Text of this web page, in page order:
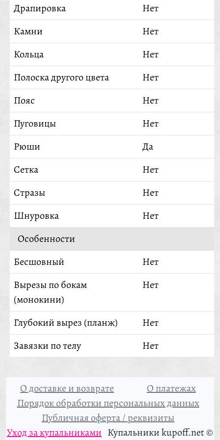
Драпировка
Нет
Камни
Нет
Кольца
Нет
Полоска другого цвета
Нет
Пояс
Нет
Пуговицы
Нет
Рюши
Да
Сетка
Нет
Стразы
Нет
Шнуровка
Нет
Особенности
Бесшовный
Нет
Вырезы по бокам
(монокини)
Нет
Глубокий вырез (планж)
Нет
Завязки по телу
Нет
О доставке и возврате
О платежах
Порядок обработки персональных данных
Публичная оферта / реквизиты
Уход за купальниками Купальники kupoff.net ©